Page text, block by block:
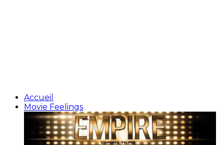
Accueil
Movie Feelings